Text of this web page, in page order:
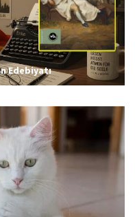
Edebiyatı